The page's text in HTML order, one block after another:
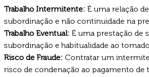
Trabalho Intermitente: É uma relação de
subordinação e não continuidade na
Trabalho Eventual: É uma prestação de
subordinação e habitualidade ao
Risco de Fraude: Contratar um
risco de condenação ao pagamento de